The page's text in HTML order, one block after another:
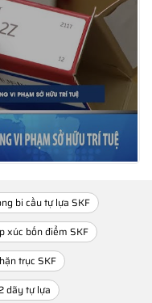
bi cầu tự lựa SKF
xúc bốn điểm SKF
trục SKF
dãy tự lựa